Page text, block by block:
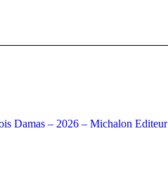
Damas – 2026 – Michalon Editeur